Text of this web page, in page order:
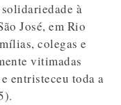
à
José, em Rio
colegas e
vitimadas
entristeceu toda a